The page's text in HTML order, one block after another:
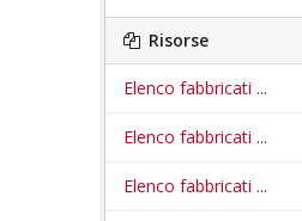
Risorse
Elenco fabbricati ...
Elenco fabbricati ...
Elenco fabbricati ...